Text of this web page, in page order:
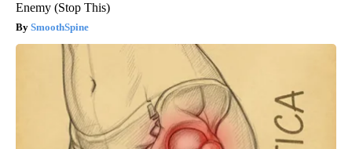
Enemy (Stop This)
SmoothSpine